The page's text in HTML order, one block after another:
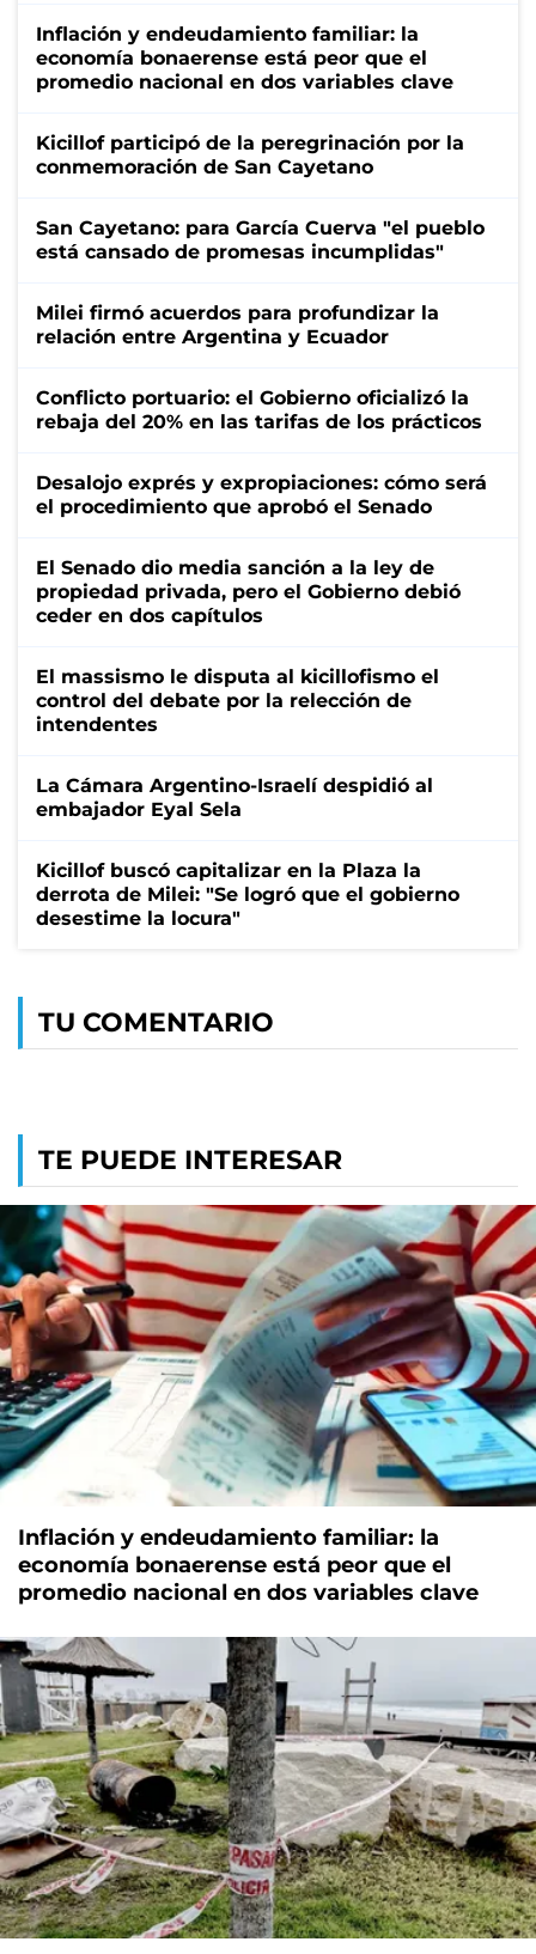
Inflación y endeudamiento familiar: la
economía bonaerense está peor que el
promedio nacional en dos variables clave
Kicillof participó de la peregrinación por la
conmemoración de San Cayetano
San Cayetano: para García Cuerva "el pueblo
está cansado de promesas incumplidas"
Milei firmó acuerdos para profundizar la
relación entre Argentina y Ecuador
Conflicto portuario: el Gobierno oficializó la
rebaja del 20% en las tarifas de los prácticos
Desalojo exprés y expropiaciones: cómo será
el procedimiento que aprobó el Senado
El Senado dio media sanción a la ley de
propiedad privada, pero el Gobierno debió
ceder en dos capítulos
El massismo le disputa al kicillofismo el
control del debate por la relección de
intendentes
La Cámara Argentino-Israelí despidió al
embajador Eyal Sela
Kicillof buscó capitalizar en la Plaza la
derrota de Milei: "Se logró que el gobierno
desestime la locura"
TU COMENTARIO
TE PUEDE INTERESAR
Inflación y endeudamiento familiar: la
economía bonaerense está peor que el
promedio nacional en dos variables clave